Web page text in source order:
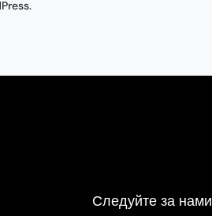
Следуйте за нами